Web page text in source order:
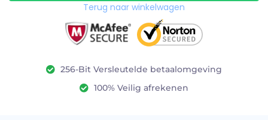
Terug naar winkelwagen
256-Bit Versleutelde betaalomgeving
100% Veilig afrekenen